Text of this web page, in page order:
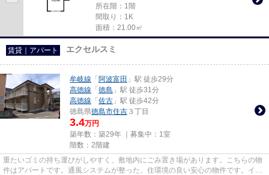
所在階：1階
間取り：1K
面積：21.00㎡
賃貸｜アパート エクセルスミ
牟岐線 「 阿波富田 」駅 徒歩29分
高徳線 「 徳島 」駅 徒歩31分
高徳線 「 佐古 」駅 徒歩42分
徳島県徳島市住吉 ３丁目
3.4万円
築年数：築29年 ｜募集中： 1室
階数：2階建
重たいゴミの持ち運びがしやすく、敷地内にごみ置き場があります。こちらの物
件はアパートです。通風システムが整った、住環境の良い安心の物件です。イン